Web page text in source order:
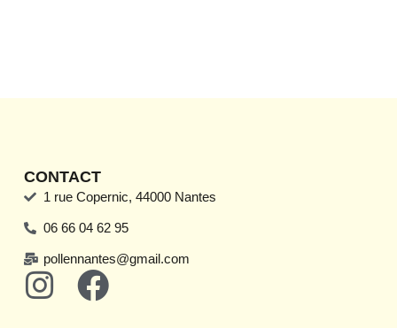
CONTACT
1 rue Copernic, 44000 Nantes
06 66 04 62 95
pollennantes@gmail.com
I
F